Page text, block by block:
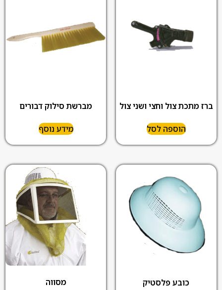
ברז מתכת צול וחצי ושני צול
הוספה לסל
מברשת סילוק דבורים
מידע נוסף
כובע פלסטיק מסווה